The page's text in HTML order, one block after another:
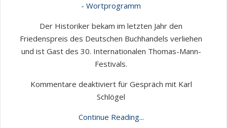
- Wortprogramm
Der Historiker bekam im letzten Jahr den
Friedenspreis des Deutschen Buchhandels verliehen
und ist Gast des 30. Internationalen Thomas-Mann-
Festivals.
Kommentare deaktiviertfür Gespräch mit Karl
Schlögel
Continue Reading...